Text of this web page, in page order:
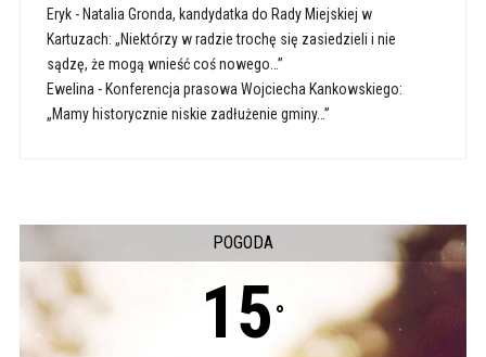
Eryk- Natalia Gronda, kandydatka do Rady Miejskiej w
Kartuzach: „Niektórzy w radzie trochę się zasiedzieli i nie
sądzę, że mogą wnieść coś nowego…”
Ewelina - Konferencja prasowa Wojciecha Kankowskiego:
„Mamy historycznie niskie zadłużenie gminy…”
POGODA
15 °